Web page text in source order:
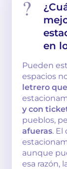
en
Pueden
espacios
letrero
y con
pueblos,
afueras.
aunque
esa razón,